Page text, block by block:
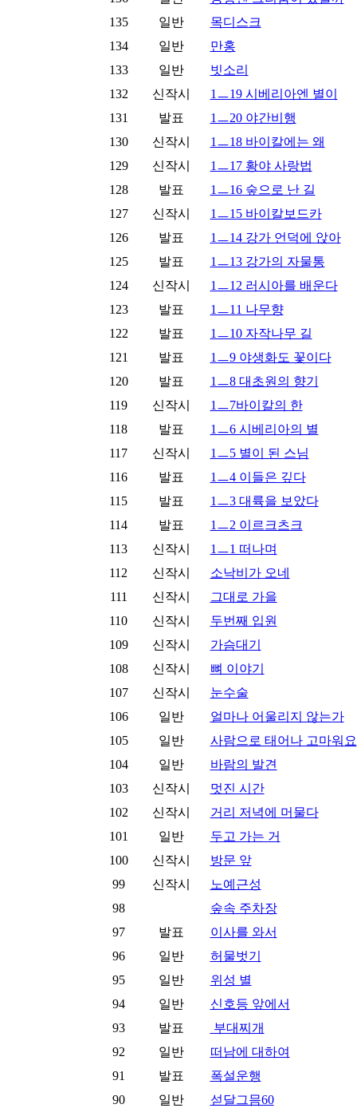
135
일반
목디스크
134
일반
만홍
133
일반
빗소리
132
신작시
1ㅡ19 시베리아엔 별이
131
발표
1ㅡ20 야간비행
130
신작시
1ㅡ18 바이칼에는 왜
129
신작시
1ㅡ17 황야 사랑법
128
발표
1ㅡ16 숲으로 난 길
127
신작시
1ㅡ15 바이칼보드카
126
발표
1ㅡ14 강가 언덕에 앉아
125
발표
1ㅡ13 강가의 자물통
124
신작시
1ㅡ12 러시아를 배운다
123
발표
1ㅡ11 나무향
122
발표
1ㅡ10 자작나무 길
121
발표
1ㅡ9 야생화도 꽃이다
120
발표
1ㅡ8 대초원의 향기
119
신작시
1ㅡ7바이칼의 한
118
발표
1ㅡ6 시베리아의 별
117
신작시
1ㅡ5 별이 된 스님
116
발표
1ㅡ4 이들은 깊다
115
발표
1ㅡ3 대륙을 보았다
114
발표
1ㅡ2 이르크츠크
113
신작시
1ㅡ1 떠나며
112
신작시
소낙비가 오네
111
신작시
그대로 가을
110
신작시
두번째 입원
109
신작시
가슴대기
108
신작시
뼈 이야기
107
신작시
눈수술
106
일반
얼마나 어울리지 않는가
105
일반
사람으로 태어나 고마워요
104
일반
바람의 발견
103
신작시
멋진 시간
102
신작시
거리 저녁에 머물다
101
일반
두고 가는 거
100
신작시
방문 앞
99
신작시
노예근성
98
숲속 주차장
97
발표
이사를 와서
96
일반
허물벗기
95
일반
위성 별
94
일반
신호등 앞에서
93
발표
부대찌개
92
일반
떠남에 대하여
91
발표
폭설운행
90
일반
섣달그믐60